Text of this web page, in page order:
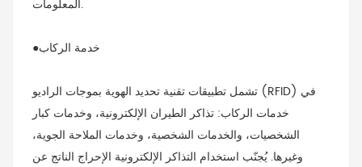
المعلومات.
●خدمة الركاب
تشمل تطبيقات تقنية تحديد الهوية بموجات الراديو (RFID) في
خدمات الركاب: تذاكر الطيران الإلكترونية، وخدمات كبار
الشخصيات، والخدمات الشخصية، وخدمات الملاحة الجوية،
وغيرها. يُجنّب استخدام التذاكر الإلكترونية الإحراج الناتج عن